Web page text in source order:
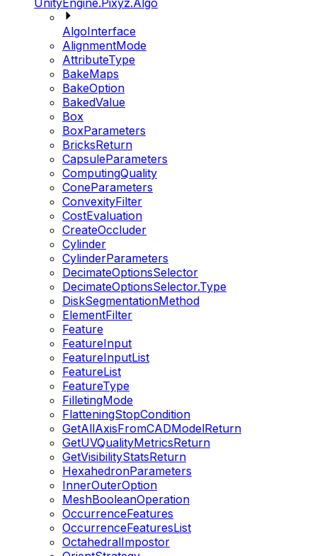
UnityEngine.Pixyz.Algo
AlgoInterface
AlignmentMode
AttributeType
BakeMaps
BakeOption
BakedValue
Box
BoxParameters
BricksReturn
CapsuleParameters
ComputingQuality
ConeParameters
ConvexityFilter
CostEvaluation
CreateOccluder
Cylinder
CylinderParameters
DecimateOptionsSelector
DecimateOptionsSelector.Type
DiskSegmentationMethod
ElementFilter
Feature
FeatureInput
FeatureInputList
FeatureList
FeatureType
FilletingMode
FlatteningStopCondition
GetAllAxisFromCADModelReturn
GetUVQualityMetricsReturn
GetVisibilityStatsReturn
HexahedronParameters
InnerOuterOption
MeshBooleanOperation
OccurrenceFeatures
OccurrenceFeaturesList
OctahedralImpostor